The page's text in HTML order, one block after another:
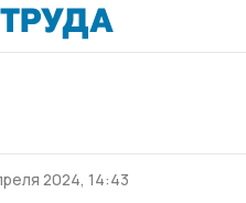
2024, 14:43